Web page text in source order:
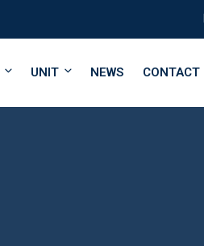
UNIT NEWS CONTACT